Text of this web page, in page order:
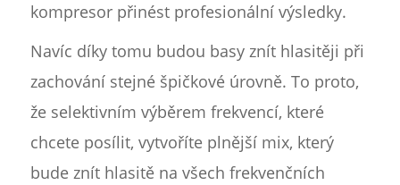
kompresor přinést profesionální výsledky.
Navíc díky tomu budou basy znít hlasitěji při
zachování stejné špičkové úrovně. To proto,
že selektivním výběrem frekvencí, které
chcete posílit, vytvoříte plnější mix, který
bude znít hlasitě na všech frekvenčních